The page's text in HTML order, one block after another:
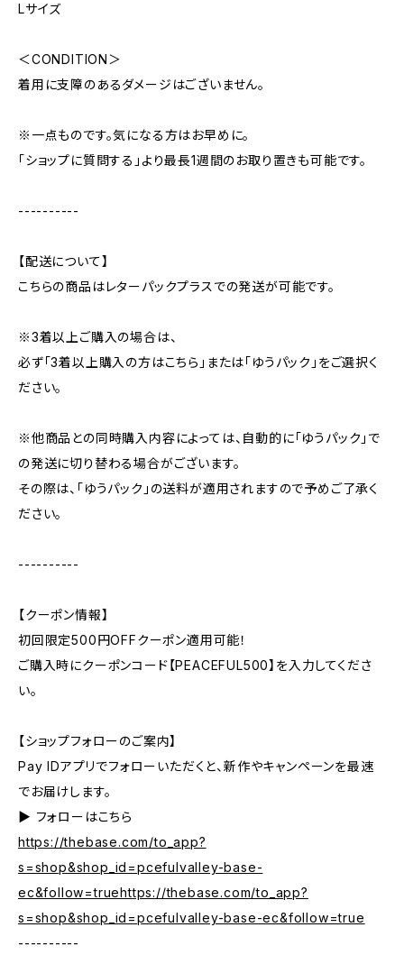
Lサイズ
＜CONDITION＞
着用に支障のあるダメージはございません。
※一点ものです。気になる方はお早めに。
「ショップに質問する」より最長1週間のお取り置きも可能です。
----------
【配送について】
こちらの商品はレターパックプラスでの発送が可能です。
※3着以上ご購入の場合は、
必ず「3着以上購入の方はこちら」または「ゆうパック」をご選択く
ださい。
※他商品との同時購入内容によっては、自動的に「ゆうパック」で
の発送に切り替わる場合がございます。
その際は、「ゆうパック」の送料が適用されますので予めご了承く
ださい。
----------
【クーポン情報】
初回限定500円OFFクーポン適用可能！
ご購入時にクーポンコード【PEACEFUL500】を入力してくださ
い。
【ショップフォローのご案内】
Pay IDアプリでフォローいただくと、新作やキャンペーンを最速
でお届けします。
▶︎ フォローはこちら
https://thebase.com/to_app?
s=shop&shop_id=pcefulvalley-base-
ec&follow=truehttps://thebase.com/to_app?
s=shop&shop_id=pcefulvalley-base-ec&follow=true
----------